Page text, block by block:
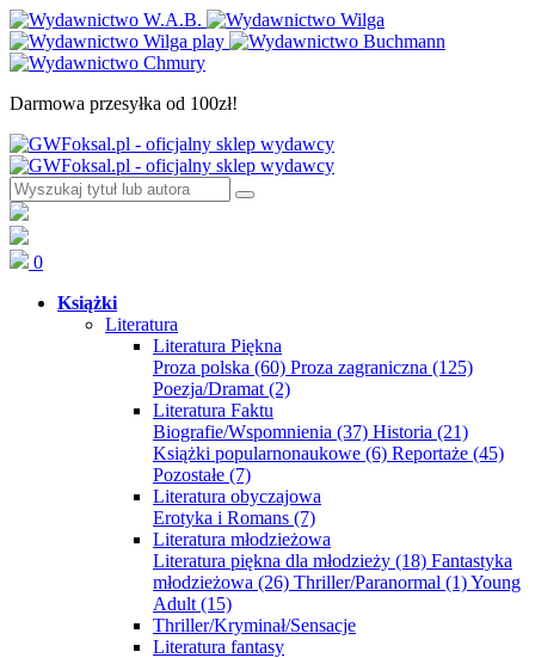
Darmowa przesyłka od 100zł!
0
Książki
Literatura
Literatura Piękna
Proza polska (60) Proza zagraniczna (125)
Poezja/Dramat (2)
Literatura Faktu
Biografie/Wspomnienia (37) Historia (21)
Książki popularnonaukowe (6) Reportaże (45)
Pozostałe (7)
Literatura obyczajowa
Erotyka i Romans (7)
Literatura młodzieżowa
Literatura piękna dla młodzieży (18) Fantastyka
młodzieżowa (26) Thriller/Paranormal (1)Young
Adult (15)
Thriller/Kryminał/Sensacje
Literatura fantasy